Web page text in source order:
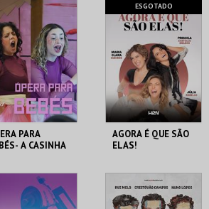
LUÍSA TODI
MAIS INFO
COMPRAR
FÓRUM LUÍSA TODI
MAIS INFO
COMPRAR
PARA
A CASINHA
LUÍSA TODI
ESGOTADO
AGORA É QUE SÃO
ELAS!
FÓRUM LUÍSA TODI